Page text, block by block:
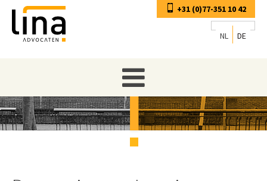
+31 (0)77-351 10 42
NL DE